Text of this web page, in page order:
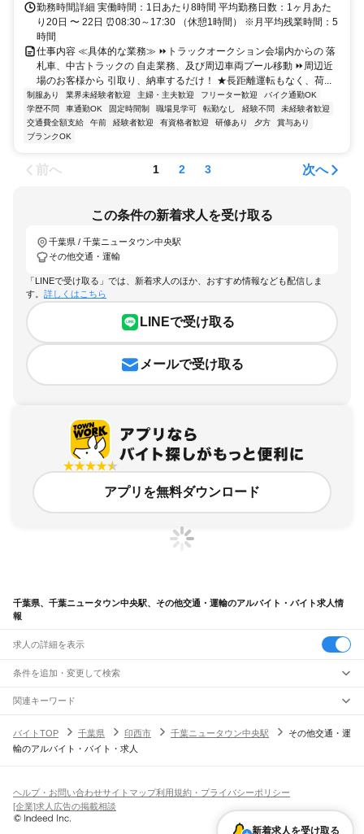
勤務時間詳細 実働時間：1日あたり8時間 平均勤務日数：1ヶ月あた
り20日 〜 22日 ⏰08:30～17:30 （休憩1時間） ※月平均残業時間：5
時間
仕事内容 ≪具体的な業務≫ ⏩トラックオークション会場内からの 落
札車、中古トラックの 自走業務、及び周辺車両プール移動 ⏩周辺近
場のお客様から 引取り、納車するだけ！ ★長距離運転もなく、荷...
制服あり 業界未経験者歓迎 主婦・主夫歓迎 フリーター歓迎
バイク通勤OK
学歴不問
車通勤OK 固定時間制 職場見学可 転勤なし 経験不問
未経験者歓迎
交通費全額支給
午前 経験者歓迎 有資格者歓迎 研修あり 夕方
賞与あり
ブランクOK
前へ 1 2 3 次へ
この条件の新着求人を受け取る
千葉県 / 千葉ニュータウン中央駅
その他交通・運輸
「LINEで受け取る」では、新着求人のほか、おすすめ情報なども配信しま
す。 詳しくはこちら
LINEで受け取る
メールで受け取る
アプリを無料ダウンロード
千葉県、千葉ニュータウン中央駅、その他交通・運輸のアルバイト・バイト求人情
報
求人の詳細を表示
条件を追加・変更して検索
市区町村を追加・変更
千葉県すべて
千葉市 すべて
旭市習志野市柏市勝浦市市原市流山市八千代市我孫子市鴨川市鎌ケ谷市
君津市富津市浦安市 印西市白井市富里市南房総市
匝瑳市香取市 印旛郡 香取郡山武郡 長生郡夷隅郡
駅を追加・変更
JR中央・総武線
市川駅本八幡駅下総中山駅 津田沼駅幕張本郷駅幕張駅
新検見川駅
職種を追加・変更
飲食・フードサービスすべて
ホールスタッフキッチンスタッフ
パン屋（ベーカリー）
バー（BAR）・バーテンダー
飲食店（店長・マネージャー）
人気
日払いOK高校生歓迎 髪型・髪色自由
留学生・外国人活躍中
雇用形態を追加・変更
関連キーワード
バイトTOP
千葉県 印西市 千葉ニュータウン中央駅
その他交通・運
輸のアルバイト・バイト・求人
新着求人を受け取る
ヘルプ・お問い合わせサイトマップ利用規約・プライバシーポリシー
[企業]求人広告の掲載相談